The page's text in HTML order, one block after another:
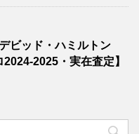
ビッド・ハミルトン
2025・実在査定】